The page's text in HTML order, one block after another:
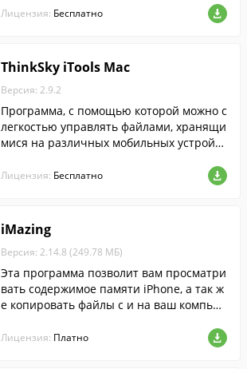
Лицензия: Бесплатно
ThinkSky iTools Mac
Версия: 2.9.2
Программа, с помощью которой можно с
легкостью управлять файлами, хранящи
мися на различных мобильных устройст
Лицензия: Бесплатно
iMazing
Версия: 2.14.8 (249.78 МБ)
Эта программа позволит вам просматри
вать содержимое памяти iPhone, а так ж
е копировать файлы с и на ваш компью
Лицензия: Платно